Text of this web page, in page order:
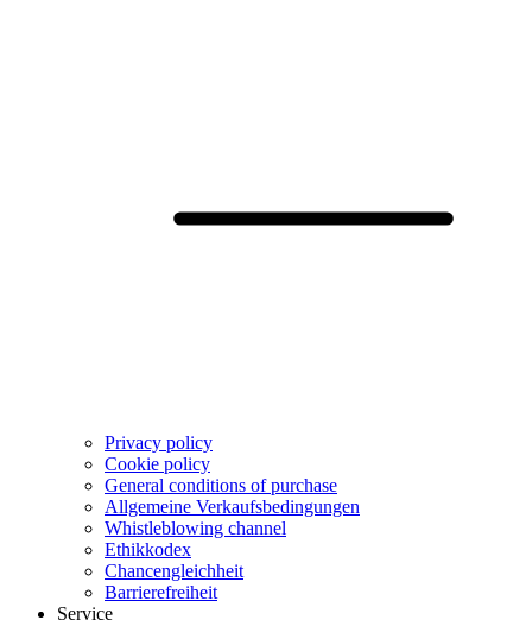
Privacy policy
Cookie policy
General conditions of purchase
Allgemeine Verkaufsbedingungen
Whistleblowing channel
Ethikkodex
Chancengleichheit
Barrierefreiheit
Service